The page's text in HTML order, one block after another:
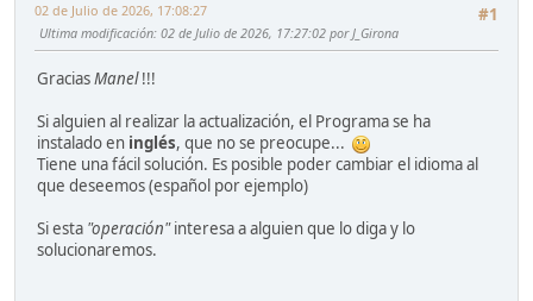
#1
02 de Julio de 2026, 17:08:27
Ultima modificación: 02 de Julio de 2026, 17:27:02 por J_Girona
GraciasManel!!!
Si alguien al realizar la actualización, el Programa se ha
instalado en inglés, que no se preocupe...
Tiene una fácil solución. Es posible poder cambiar el idioma al
que deseemos (español por ejemplo)
Si esta "operación"interesa a alguien que lo diga y lo
solucionaremos.